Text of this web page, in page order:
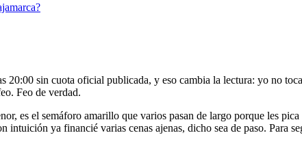
20:00 sin cuota oficial publicada, y eso cambia la lectura: yo no
Feo de verdad.
es el semáforo amarillo que varios pasan de largo porque les
ya financié varias cenas ajenas, dicho sea de paso. Para